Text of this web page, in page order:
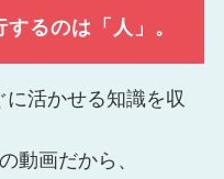
るのは「人」。
活かせる知識を収
動画だから、